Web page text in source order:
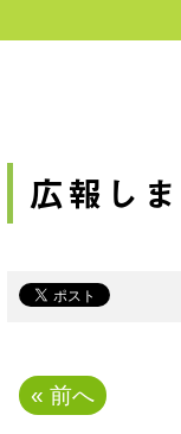
広報し
« 前へ